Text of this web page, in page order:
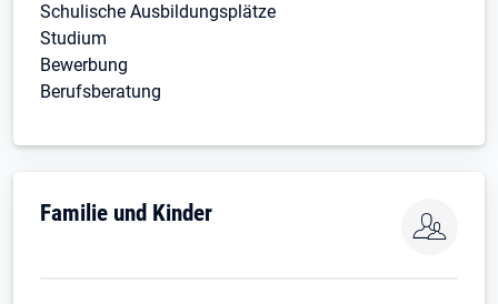
Schulische Ausbildungsplätze
Studium
Bewerbung
Berufsberatung
Familie und Kinder